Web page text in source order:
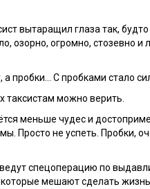
вытаращил глаза так,
озорно, огромно, стозевно и
пробки… С пробками стало
таксистам можно верить.
меньше чудес и
Просто не успеть. Пробки,
спецоперацию по
мешают сделать